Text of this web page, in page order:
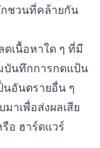
ชวนที่คล้ายกัน
ดเนื้อหาใด ๆ ที่มี
บันทึกการกดแป้น
อันตรายอื่น ๆ
าเพื่อส่งผลเสีย
อ ฮาร์ดแวร์